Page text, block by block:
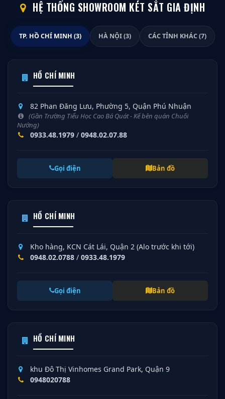
HỆ THỐNG SHOWROOM KÉT SẮT GIA ĐỊNH
TP. HỒ CHÍ MINH (3) HÀ NỘI (3) CÁC TỈNH KHÁC (7)
HỒ CHÍ MINH
82 Phan Đăng Lưu, Phường 5, Quận Phú Nhuận
(Gần Trường Tiểu Học Cao Bá Quát - Kế bên quán Chuối
Nướng)
0933.48.1979 / 0948.02.07.88
Gọi điện Bản đồ
HỒ CHÍ MINH
Kho hàng, KCN Cát Lái, Quận 2 (Alo trước khi tới)
0948.02.0788 / 0933.48.1979
Gọi điện Bản đồ
HỒ CHÍ MINH
khu Đô Thị Vinhomes Grand Park, Quận 9
0948020788